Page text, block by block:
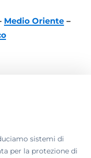
Medio Oriente –
sistemi di
per la protezione di